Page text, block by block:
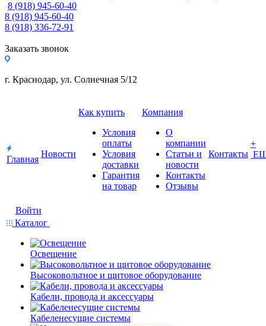
8 (918) 945-60-40
8 (918) 945-60-40
8 (918) 336-72-91
Заказать звонок
г. Краснодар, ул. Солнечная 5/12
Главная
Новости
Как купить
Условия
оплаты
Условия
доставки
Гарантия
на товар
Компания
О
компании
Статьи и
новости
Контакты
Отзывы
Контакты
+
Войти
Каталог
Освещение
Высоковольтное и щитовое оборудование
Кабели, провода и аксессуары
Кабеленесущие системы